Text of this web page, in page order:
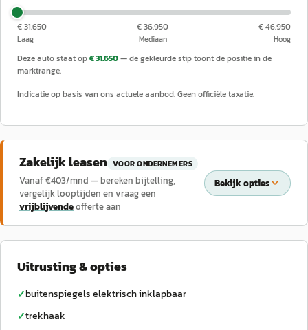
€ 31.650
Laag
€ 36.950
Mediaan
€ 46.950
Hoog
Deze auto staat op€ 31.650— de gekleurde stip toont de positie in de
marktrange.
Indicatie op basis van ons actuele aanbod. Geen officiële taxatie.
Zakelijk leasen VOOR ONDERNEMERS
Vanaf €403/mnd — bereken bijtelling,
vergelijk looptijden en vraag een
vrijblijvendeofferte aan
Bekijk opties
Uitrusting & opties
✓buitenspiegels elektrisch inklapbaar
✓trekhaak